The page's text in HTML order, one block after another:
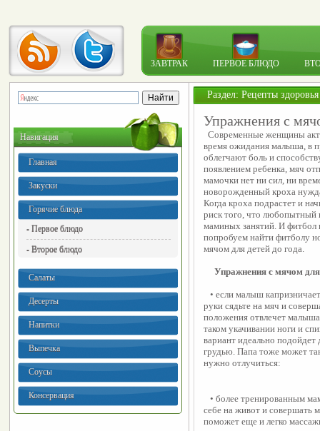
ЗАВТРАК ПЕРВОЕ БЛЮДО
Навигация
Главная
Закуски
Горячие блюда
- Первое блюдо
- Второе блюдо
Салаты
Десерты
Напитки
Выпечка
Соусы
Консервация
Раздел: Рецепты
Упражнения с
Современные женщины
время ожидания малыша, в
облегчают боль и
появлением ребенка, мяч
мамочки нет ни сил, ни
новорожденный кроха
Когда кроха подрастет и
риск того, что любопытный
маминых занятий. И фитбол
попробуем найти фитболу
мячом для детей до года.
Упражнения с мячом
руки сядьте на мяч и
положения отвлечет
таком укачивании ноги и
вариант идеально
грудью. Папа тоже может
нужно отлучиться:
себе на живот и совершать
поможет еще и легко